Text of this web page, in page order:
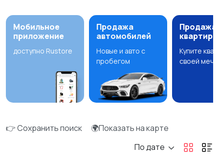
Мобильное
приложение
доступно Rustore
Продажа
автомобилей
Новые и авто с
пробегом
Продажа
квартир
Купите
своей
👉 Сохранить поиск
🌍Показать на карте
По дате